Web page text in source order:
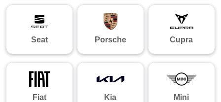
Seat Porsche Cupra
Fiat Kia Mini